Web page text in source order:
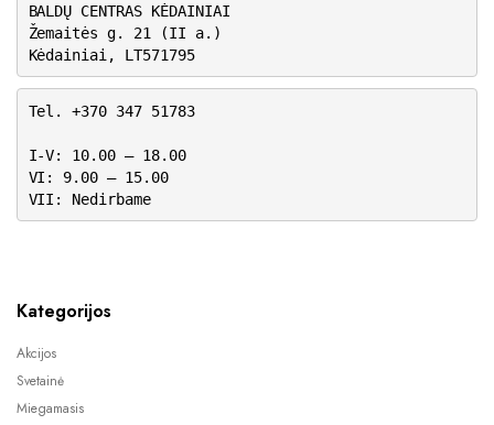
BALDŲ CENTRAS KĖDAINIAI
Žemaitės g. 21 (II a.)
Kėdainiai, LT571795
Tel. +370 347 51783
I-V: 10.00 – 18.00
VI: 9.00 – 15.00
VII: Nedirbame
Kategorijos
Akcijos
Svetainė
Miegamasis